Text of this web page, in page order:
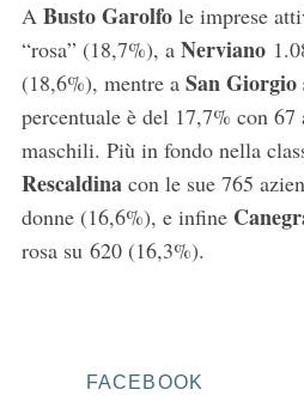
A Busto Garolfole imprese
“rosa” (18,7%), a Nerviano
(18,6%), mentre a San Giorgio
percentuale è del 17,7% con
maschili. Più in fondo nella
Rescaldinacon le sue 765
donne (16,6%), e infine
rosa su 620 (16,3%).
FACEBOOK